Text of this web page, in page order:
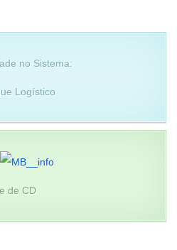
no Sistema:
Logístico
de CD